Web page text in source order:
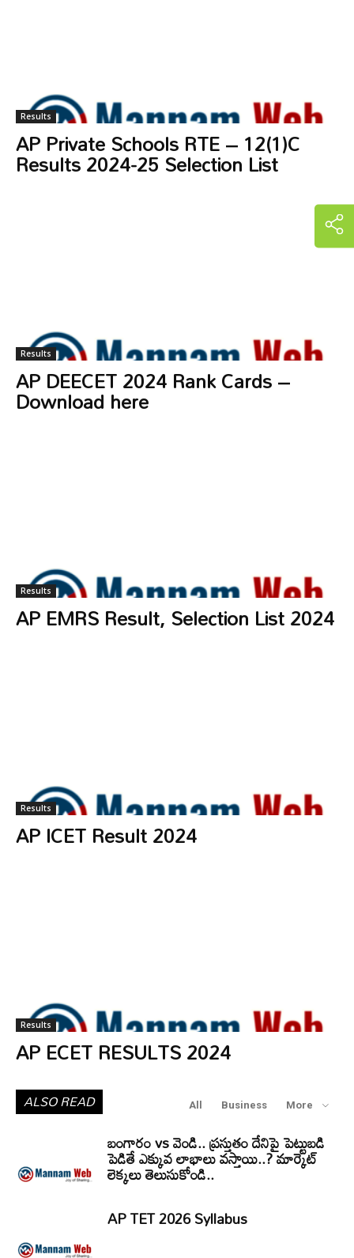
Results
AP Private Schools RTE – 12(1)C
Results 2024-25 Selection List
Results
AP DEECET 2024 Rank Cards –
Download here
Results
AP EMRS Result, Selection List 2024
Results
AP ICET Result 2024
Results
AP ECET RESULTS 2024
ALSO READ All Business More
బంగారం vs వెండి.. ప్రస్తుతం దేనిపై పెట్టుబడి
పెడితే ఎక్కువ లాభాలు వస్తాయి..? మార్కెట్
లెక్కలు తెలుసుకోండి..
AP TET 2026 Syllabus